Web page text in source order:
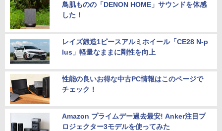
鳥肌ものの「DENON HOME」サウンドを体感
した！
レイズ鍛造1ピースアルミホイール「CE28 N-p
lus」軽量なままに剛性を向上
性能の良いお得な中古PC情報はこのページで
チェック！
Amazon プライムデー過去最安! Anker注目プ
ロジェクター3モデルを使ってみた